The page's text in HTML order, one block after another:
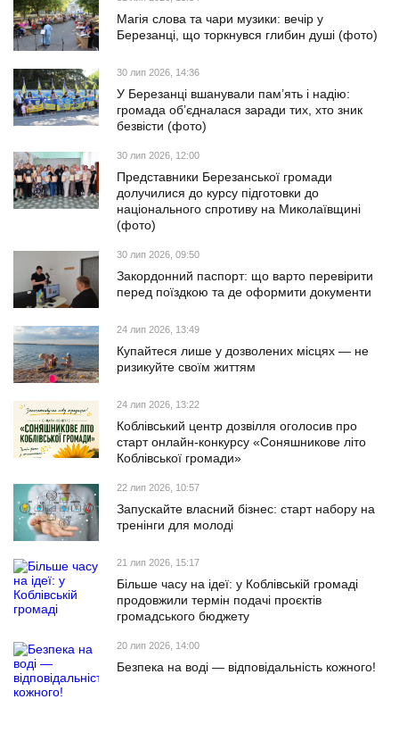
Магія слова та чари музики: вечір у
Березанці, що торкнувся глибин душі (фото)
30 лип 2026, 14:36
У Березанці вшанували пам’ять і надію:
громада об’єдналася заради тих, хто зник
безвісти (фото)
30 лип 2026, 12:00
Представники Березанської громади
долучилися до курсу підготовки до
національного спротиву на Миколаївщині
(фото)
30 лип 2026, 09:50
Закордонний паспорт: що варто перевірити
перед поїздкою та де оформити документи
24 лип 2026, 13:49
Купайтеся лише у дозволених місцях — не
ризикуйте своїм життям
24 лип 2026, 13:22
Коблівський центр дозвілля оголосив про
старт онлайн-конкурсу «Соняшникове літо
Коблівської громади»
22 лип 2026, 10:57
Запускайте власний бізнес: старт набору на
тренінги для молоді
21 лип 2026, 15:17
Більше часу на ідеї: у Коблівській громаді
продовжили термін подачі проєктів
громадського бюджету
20 лип 2026, 14:00
Безпека на воді — відповідальність кожного!